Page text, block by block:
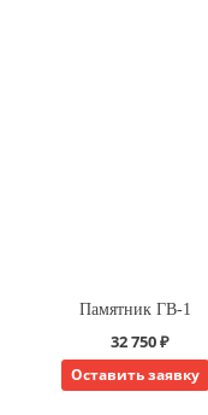
Памятник ГВ-1
32 750 ₽
Оставить заявку